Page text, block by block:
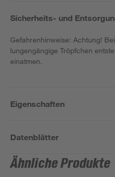
Sicherheits- und
Gefahrenhinweise: Achtung!
lungengängige Tröpfchen
einatmen.
Eigenschaften
Datenblätter
Ähnliche Produkte